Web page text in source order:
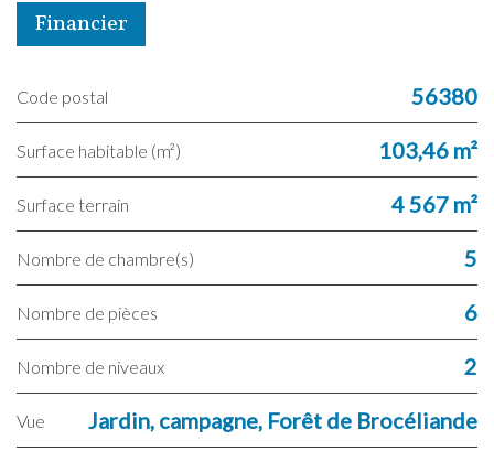
Financier
Code postal 56380
Surface habitable (m²) 103,46 m²
surface terrain 4 567 m²
Nombre de chambre(s) 5
Nombre de pièces 6
Nombre de niveaux 2
Vue Jardin, campagne, Forêt de Brocéliande